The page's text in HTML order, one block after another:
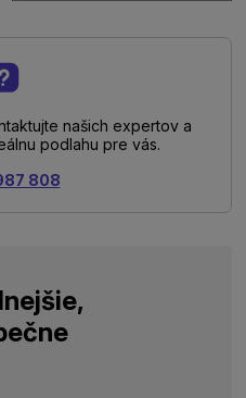
našich expertov a
podlahu pre vás.
808